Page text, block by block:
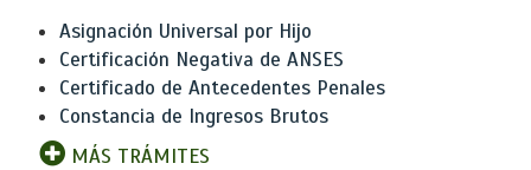
Asignación Universal por Hijo
Certificación Negativa de ANSES
Certificado de Antecedentes Penales
Constancia de Ingresos Brutos
MÁS TRÁMITES